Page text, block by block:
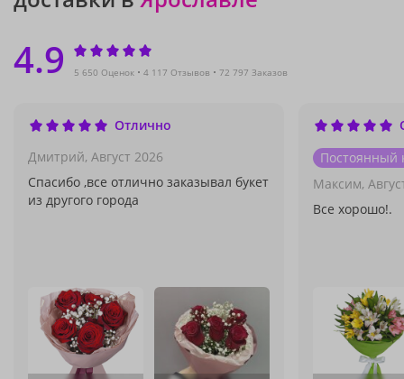
4.9 5 650 Оценок 4 117 Отзывов 72 797 Заказов
Отлично
Дмитрий, Август 2026
Спасибо ,все отлично заказывал букет
из другого города
Постоянный
Максим,
Все хорошо!.